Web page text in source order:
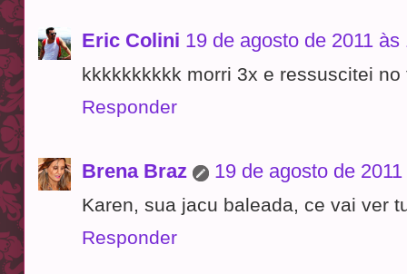
Eric Colini 19 de agosto de 2011 às
kkkkkkkkkk morri 3x e ressuscitei
Responder
Brena Braz 19 de agosto de
Karen, sua jacu baleada, ce vai ver
Responder